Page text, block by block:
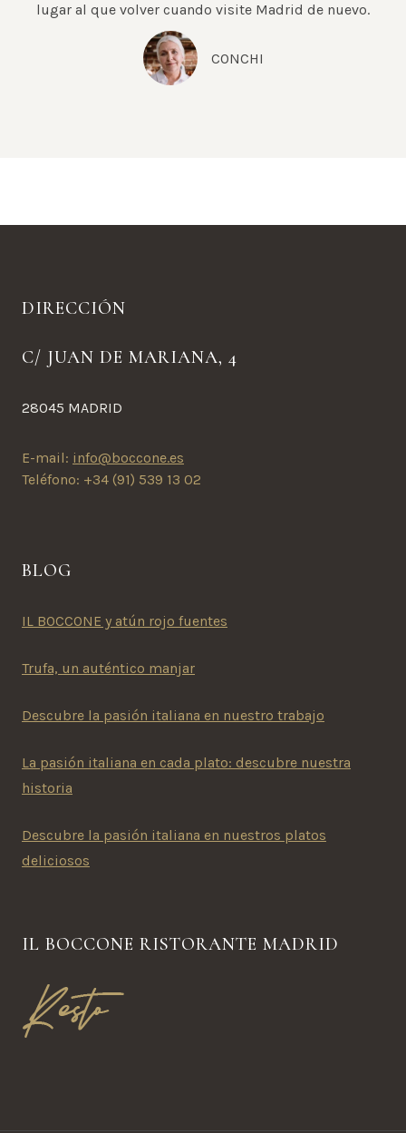
lugar al que volver cuando visite Madrid de nuevo.
CONCHI
DIRECCIÓN
C/ JUAN DE MARIANA, 4
28045 MADRID
E-mail: info@boccone.es
Teléfono: +34 (91) 539 13 02
BLOG
IL BOCCONE y atún rojo fuentes
Trufa, un auténtico manjar
Descubre la pasión italiana en nuestro trabajo
La pasión italiana en cada plato: descubre nuestra
historia
Descubre la pasión italiana en nuestros platos
deliciosos
IL BOCCONE RISTORANTE MADRID